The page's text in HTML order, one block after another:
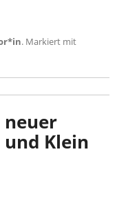
. Markiert mit
neuer
Klein